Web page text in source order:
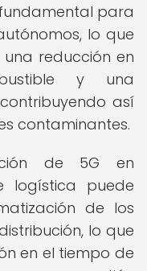
para
lo que
reducción en
y una
así
contaminantes.
de 5G en
logística puede
de los
lo que
en el tiempo de